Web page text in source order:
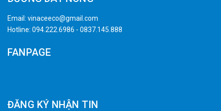
Email: vinaceeco@gmail.com
Hotline: 094.222.6986 - 0837.145.888
FANPAGE
ĐĂNG KÝ NHẬN TIN